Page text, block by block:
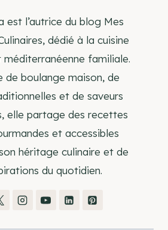
est l’autrice du blog Mes
dédié à la cuisine
familiale.
de boulange maison, de
et de saveurs
elle partage des recettes
et accessibles
héritage culinaire et de
du quotidien.